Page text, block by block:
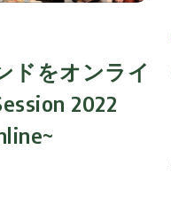
ドをオンライ
2022